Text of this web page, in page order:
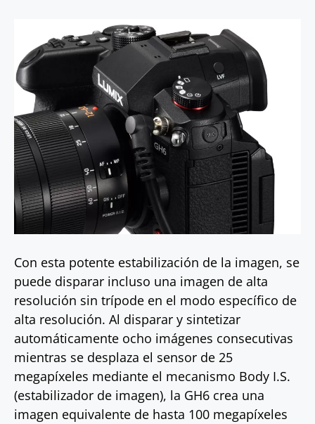
Con esta potente estabilización de la imagen, se
puede disparar incluso una imagen de alta
resolución sin trípode en el modo específico de
alta resolución. Al disparar y sintetizar
automáticamente ocho imágenes consecutivas
mientras se desplaza el sensor de 25
megapíxeles mediante el mecanismo Body I.S.
(estabilizador de imagen), la GH6 crea una
imagen equivalente de hasta 100 megapíxeles